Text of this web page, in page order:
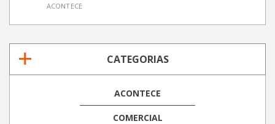
ACONTECE
CATEGORIAS
ACONTECE
COMERCIAL